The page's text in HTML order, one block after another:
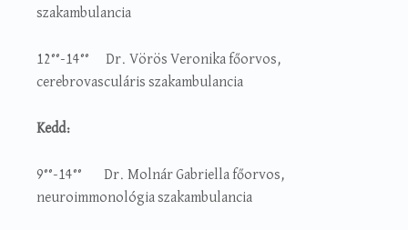
szakambulancia
12°°-14°°
Dr. Vörös Veronika főorvos,
cerebrovasculáris szakambulancia
Kedd:
9°°-14°° Dr. Molnár Gabriella főorvos,
neuroimmonológia szakambulancia